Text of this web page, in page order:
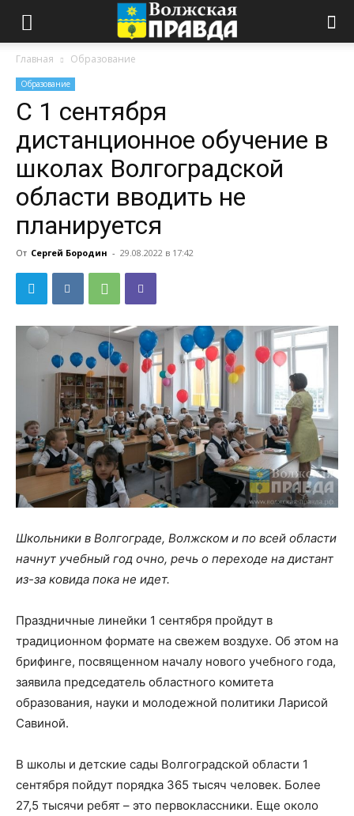
Главная Образование
Образование
С 1 сентября
дистанционное обучение в
школах Волгоградской
области вводить не
планируется
От Сергей Бородин - 29.08.2022 в 17:42
Школьники в Волгограде, Волжском и по всей области
начнут учебный год очно, речь о переходе на дистант
из-за ковида пока не идет.
Праздничные линейки 1 сентября пройдут в
традиционном формате на свежем воздухе. Об этом на
брифинге, посвященном началу нового учебного года,
заявила председатель областного комитета
образования, науки и молодежной политики Ларисой
Савиной.
В школы и детские сады Волгоградской области 1
сентября пойдут порядка 365 тысяч человек. Более
27,5 тысячи ребят – это первоклассники. Еще около